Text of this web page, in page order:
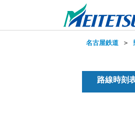
名古屋鉄道 ＞
路線時刻